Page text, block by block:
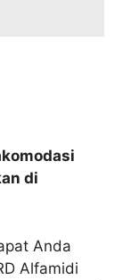
di
Anda
Alfamidi